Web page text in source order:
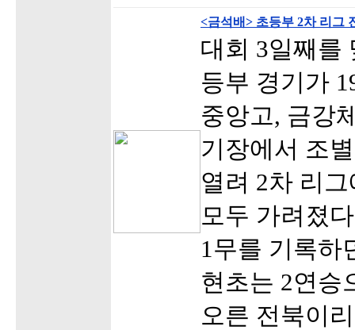
<금석배> 초등부 2차 리그
대회 3일째를
등부 경기가
중앙고, 금강
기장에서 조
열려 2차 리
모두 가려졌
1무를 기록하
현초는 2연승
오른 전북이